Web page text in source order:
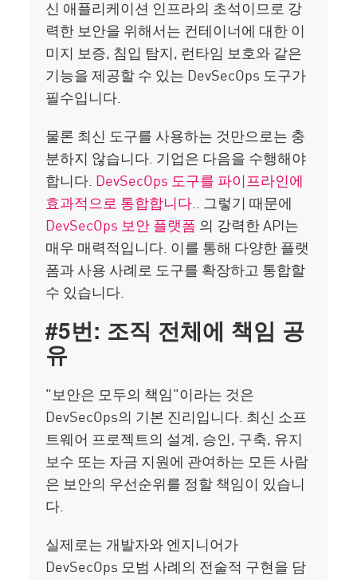
신 애플리케이션 인프라의 초석이므로 강
력한 보안을 위해서는 컨테이너에 대한 이
미지 보증, 침입 탐지, 런타임 보호와 같은
기능을 제공할 수 있는 DevSecOps 도구가
필수입니다.
물론 최신 도구를 사용하는 것만으로는 충
분하지 않습니다. 기업은 다음을 수행해야
합니다. DevSecOps 도구를 파이프라인에
효과적으로 통합합니다.. 그렇기 때문에
DevSecOps 보안 플랫폼 의 강력한 API는
매우 매력적입니다. 이를 통해 다양한 플랫
폼과 사용 사례로 도구를 확장하고 통합할
수 있습니다.
#5번: 조직 전체에 책임 공
유
"보안은 모두의 책임"이라는 것은
DevSecOps의 기본 진리입니다. 최신 소프
트웨어 프로젝트의 설계, 승인, 구축, 유지
보수 또는 자금 지원에 관여하는 모든 사람
은 보안의 우선순위를 정할 책임이 있습니
다.
실제로는 개발자와 엔지니어가
DevSecOps 모범 사례의 전술적 구현을 담